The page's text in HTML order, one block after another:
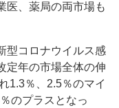
医、薬局の両市場も
型コロナウイルス感
定年の市場全体の伸
1.3％、2.5％のマイ
のプラスとなっ